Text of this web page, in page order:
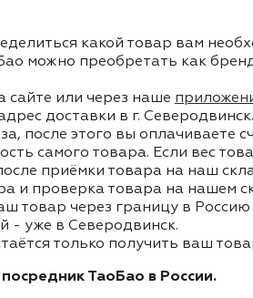
какой товар вам
можно преобретать как
сайте или через наше
доставки в г. Северодвинск.
после этого вы оплачиваете
самого товара. Если вес
приёмки товара на наш
и проверка товара на нашем
товар через границу в
- уже в Северодвинск.
только получить ваш
ТаоБао в России.